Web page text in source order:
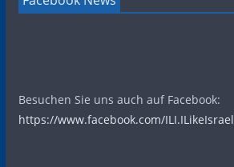
Besuchen Sie uns auch auf Facebook:
https://www.facebook.com/ILI.ILikeIsrael